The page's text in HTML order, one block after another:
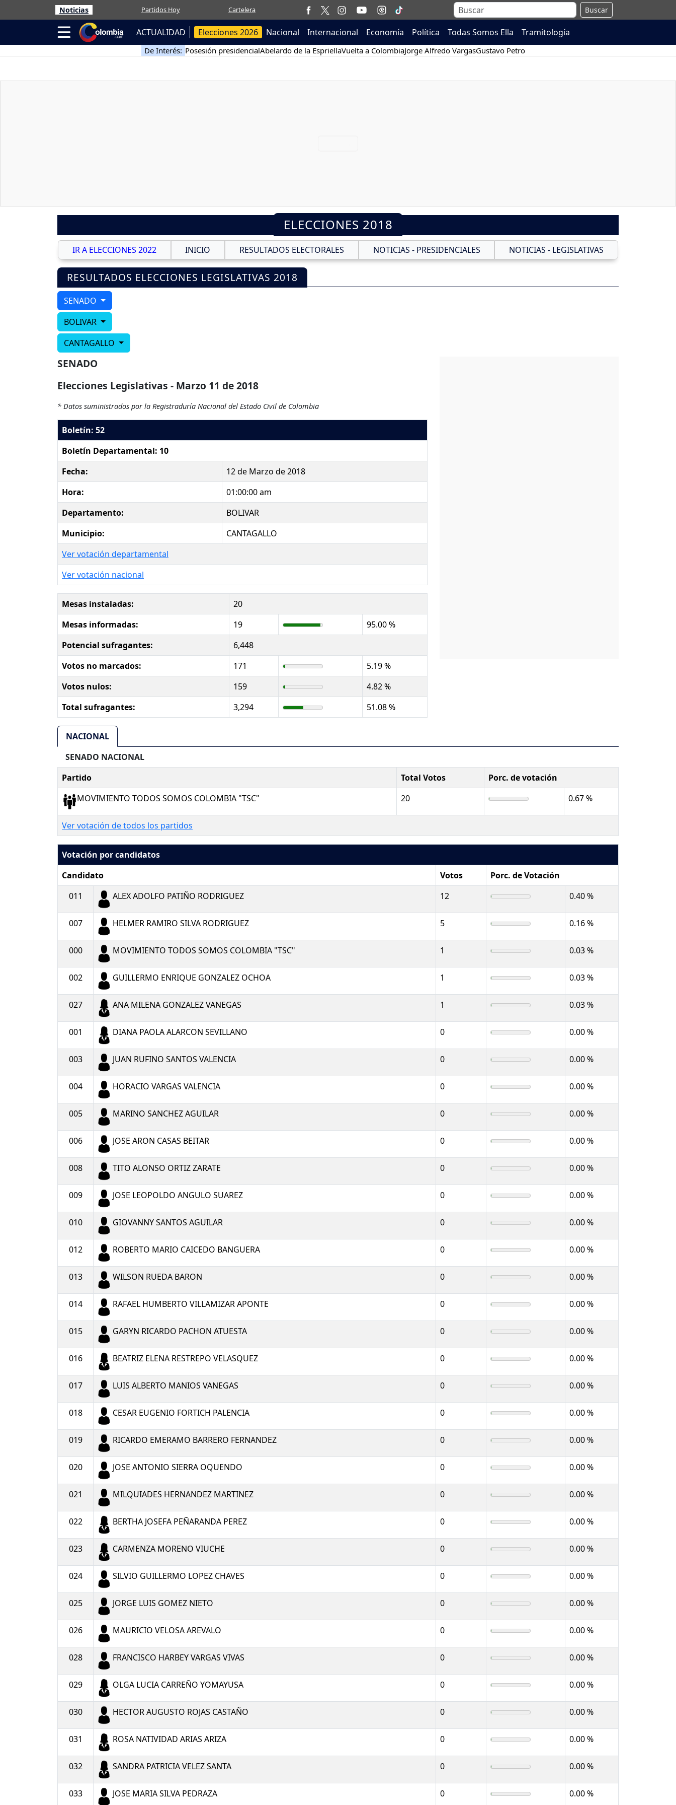
Noticias Partidos Hoy Cartelera Buscar
ACTUALIDAD Elecciones 2026 Nacional Internacional Economía Política Todas Somos Ella Tramitología
De Interés: Posesión presidencialAbelardo de la EspriellaVuelta a ColombiaJorge Alfredo VargasGustavo Petro
ELECCIONES 2018
IR A ELECCIONES 2022 INICIO RESULTADOS ELECTORALES NOTICIAS - PRESIDENCIALES NOTICIAS - LEGISLATIVAS
RESULTADOS ELECCIONES LEGISLATIVAS 2018
SENADO
BOLIVAR
CANTAGALLO
SENADO
Elecciones Legislativas - Marzo 11 de 2018
* Datos suministrados por la Registraduría Nacional del Estado Civil de Colombia
Boletín: 52
Boletín Departamental: 10
Fecha:
12 de Marzo de 2018
Hora:
01:00:00 am
Departamento:
BOLIVAR
Municipio:
CANTAGALLO
Ver votación departamental
Ver votación nacional
Mesas instaladas:
20
Mesas informadas:
19
95.00 %
Potencial sufragantes:
6,448
Votos no marcados:
171
5.19 %
Votos nulos:
159
4.82 %
Total sufragantes:
3,294 51.08 %
NACIONAL
SENADO NACIONAL
Partido
Total Votos
Porc. de votación
MOVIMIENTO TODOS SOMOS COLOMBIA "TSC"
20 0.67 %
Ver votación de todos los partidos
Votación por candidatos
Candidato
Votos
Porc. de Votación
011
ALEX ADOLFO PATIÑO RODRIGUEZ 12 0.40 %
007 HELMER RAMIRO SILVA RODRIGUEZ 5 0.16 %
000 MOVIMIENTO TODOS SOMOS COLOMBIA "TSC" 1 0.03 %
002 GUILLERMO ENRIQUE GONZALEZ OCHOA 1 0.03 %
027 ANA MILENA GONZALEZ VANEGAS 1 0.03 %
001 DIANA PAOLA ALARCON SEVILLANO 0 0.00 %
003 JUAN RUFINO SANTOS VALENCIA 0 0.00 %
004 HORACIO VARGAS VALENCIA 0 0.00 %
005 MARINO SANCHEZ AGUILAR 0 0.00 %
006 JOSE ARON CASAS BEITAR 0 0.00 %
008 TITO ALONSO ORTIZ ZARATE 0 0.00 %
009 JOSE LEOPOLDO ANGULO SUAREZ 0 0.00 %
010 GIOVANNY SANTOS AGUILAR 0 0.00 %
012 ROBERTO MARIO CAICEDO BANGUERA 0 0.00 %
013 WILSON RUEDA BARON 0 0.00 %
014 RAFAEL HUMBERTO VILLAMIZAR APONTE 0 0.00 %
015 GARYN RICARDO PACHON ATUESTA 0 0.00 %
016 BEATRIZ ELENA RESTREPO VELASQUEZ 0 0.00 %
017 LUIS ALBERTO MANIOS VANEGAS 0 0.00 %
018 CESAR EUGENIO FORTICH PALENCIA 0 0.00 %
019 RICARDO EMERAMO BARRERO FERNANDEZ 0 0.00 %
020 JOSE ANTONIO SIERRA OQUENDO 0 0.00 %
021 MILQUIADES HERNANDEZ MARTINEZ 0 0.00 %
022 BERTHA JOSEFA PEÑARANDA PEREZ 0 0.00 %
023 CARMENZA MORENO VIUCHE 0 0.00 %
024 SILVIO GUILLERMO LOPEZ CHAVES 0 0.00 %
025 JORGE LUIS GOMEZ NIETO 0 0.00 %
026 MAURICIO VELOSA AREVALO 0 0.00 %
028 FRANCISCO HARBEY VARGAS VIVAS 0 0.00 %
029 OLGA LUCIA CARREÑO YOMAYUSA 0 0.00 %
030 HECTOR AUGUSTO ROJAS CASTAÑO 0 0.00 %
031 ROSA NATIVIDAD ARIAS ARIZA 0 0.00 %
032 SANDRA PATRICIA VELEZ SANTA 0 0.00 %
033 JOSE MARIA SILVA PEDRAZA 0 0.00 %